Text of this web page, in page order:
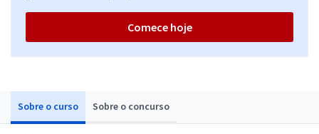
Sobre o curso Sobre o concurso
Comece hoje